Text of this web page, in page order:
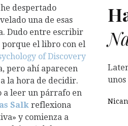
despertado
una de esas
Dudo entre escribir
el libro con el
of Discovery
pero ahí aparecen
la hora de decidir.
a leer un párrafo en
Salk reflexiona
y comienza a